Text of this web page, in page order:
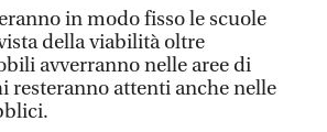
in modo fisso le scuole
della viabilità oltre
avverranno nelle aree di
resteranno attenti anche nelle